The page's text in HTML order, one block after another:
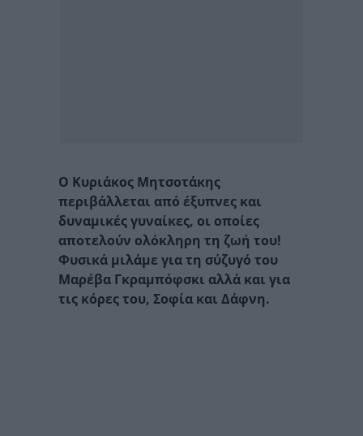
Ο Κυριάκος Μητσοτάκης
περιβάλλεται από έξυπνες και
δυναμικές γυναίκες, οι οποίες
αποτελούν ολόκληρη τη ζωή του!
Φυσικά μιλάμε για τη σύζυγό του
Μαρέβα Γκραμπόφσκι αλλά και για
τις κόρες του, Σοφία και Δάφνη.